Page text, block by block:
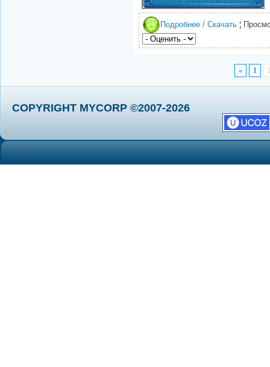
Подробнее / Скачать ¦
« 1
COPYRIGHT MYCORP ©2007-2026